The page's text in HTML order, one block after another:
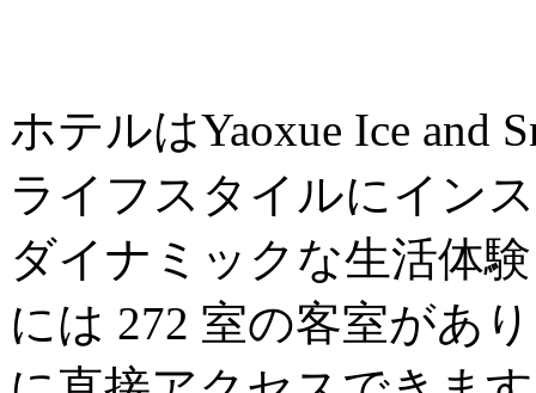
ホテルはYaoxue Ice and
ライフスタイルにイン
ダイナミックな生活体
には 272 室の客室があ